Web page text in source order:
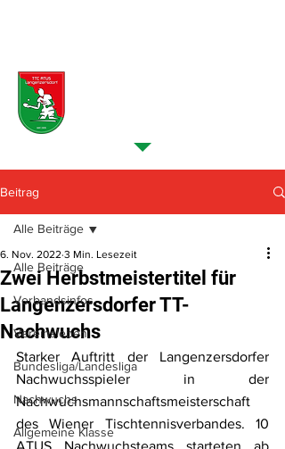
Beitrag
Alle Beiträge
Verbandsinfos
Vereinsleben
Bundesliga/Landesliga
Nachwuchs
Allgemeine Klasse
Alle Beiträge
Zwei Herbstmeistertitel für
Langenzersdorfer TT-
Nachwuchs
6. Nov. 2022 3 Min. Lesezeit
Starker Auftritt der Langenzersdorfer
Nachwuchsspieler in der
Nachwuchsmannschaftsmeisterschaft
des Wiener Tischtennisverbandes. 10
ATUS Nachwuchsteams starteten ab